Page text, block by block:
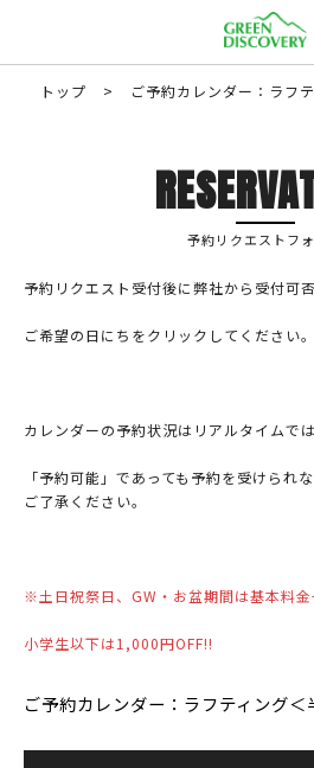
トップ > ご予約カレンダー：ラフ
予約リクエストフ
予約リクエスト受付後に弊社から受付可
ご希望の日にちをクリックしてください。
カレンダーの予約状況はリアルタイムで
「予約可能」であっても予約を受けられ
ご了承ください。
※土日祝祭日、GW・お盆期間は基本料金
小学生以下は1,000円OFF!!
ご予約カレンダー：ラフティング＜